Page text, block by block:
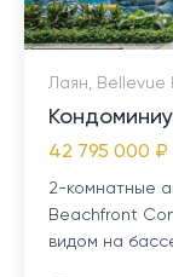
Лаян,
42 795 000 ₽
2-комнатные
Beachfront
видом на